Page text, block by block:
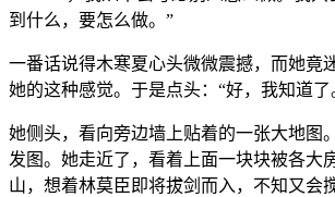
到什么，要怎么做。”
一番话说得木寒夏心头微微震撼，而她竟
她的这种感觉。于是点头：“好，我知道了
她侧头，看向旁边墙上贴着的一张大地图
发图。她走近了，看着上面一块块被各大
山，想着林莫臣即将拔剑而入，不知又会